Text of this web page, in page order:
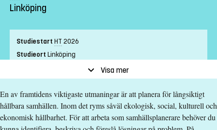
Linköping
Studiestart HT 2026
Studieort Linköping
NivåGrundnivå
UndervisningsformCampusförlagd
UndervisningsspråkSvenska
Anmälningskod LIU-50025
Visa mer
En av framtidens viktigaste utmaningar är att planera för långsiktigt
hållbara samhällen. Inom det ryms såväl ekologisk, social, kulturell och
ekonomisk hållbarhet. För att arbeta som samhällsplanerare behöver du